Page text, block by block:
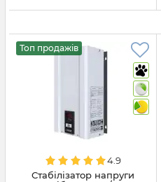
Топ продажів
4.9
Стабілізатор напруги